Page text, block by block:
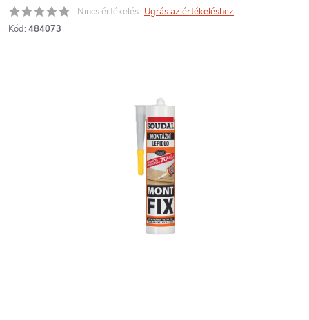
Nincs értékelés Ugrás az értékeléshez
Kód: 484073